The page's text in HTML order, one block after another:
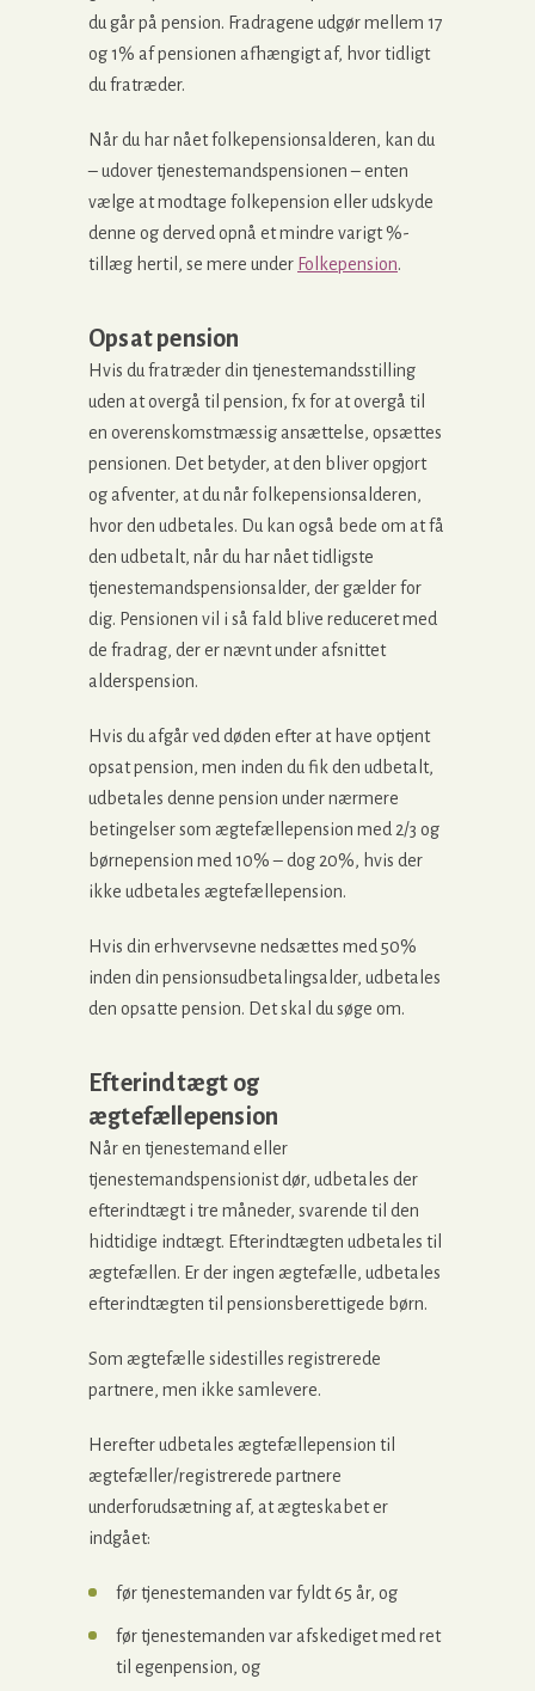
du går på pension. Fradragene udgør mellem 17
og 1% af pensionen afhængigt af, hvor tidligt
du fratræder.
Når du har nået folkepensionsalderen, kan du
– udover tjenestemandspensionen – enten
vælge at modtage folkepension eller udskyde
denne og derved opnå et mindre varigt %-
tillæg hertil, se mere under Folkepension.
Opsat pension
Hvis du fratræder din tjenestemandsstilling
uden at overgå til pension, fx for at overgå til
en overenskomstmæssig ansættelse, opsættes
pensionen. Det betyder, at den bliver opgjort
og afventer, at du når folkepensionsalderen,
hvor den udbetales. Du kan også bede om at få
den udbetalt, når du har nået tidligste
tjenestemandspensionsalder, der gælder for
dig. Pensionen vil i så fald blive reduceret med
de fradrag, der er nævnt under afsnittet
alderspension.
Hvis du afgår ved døden efter at have optjent
opsat pension, men inden du fik den udbetalt,
udbetales denne pension under nærmere
betingelser som ægtefællepension med 2/3 og
børnepension med 10% – dog 20%, hvis der
ikke udbetales ægtefællepension.
Hvis din erhvervsevne nedsættes med 50%
inden din pensionsudbetalingsalder, udbetales
den opsatte pension. Det skal du søge om.
Efterindtægt og
ægtefællepension
Når en tjenestemand eller
tjenestemandspensionist dør, udbetales der
efterindtægt i tre måneder, svarende til den
hidtidige indtægt. Efterindtægten udbetales til
ægtefællen. Er der ingen ægtefælle, udbetales
efterindtægten til pensionsberettigede børn.
Som ægtefælle sidestilles registrerede
partnere, men ikke samlevere.
Herefter udbetales ægtefællepension til
ægtefæller/registrerede partnere
underforudsætning af, at ægteskabet er
indgået:
før tjenestemanden var fyldt 65 år, og
før tjenestemanden var afskediget med ret
til egenpension, og